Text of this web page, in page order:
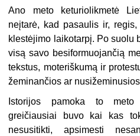
Ano meto keturiolikmetė
neįtarė, kad pasaulis ir,
klestėjimo laikotarpį. Po suolu
visą savo besiformuojančią
tekstus, moteriškumą ir
žeminančios ar
Istorijos pamoka to
greičiausiai buvo kai kas
nesusitikti, apsimesti